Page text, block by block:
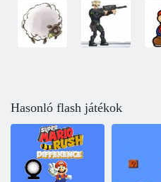
Hasonló flash játékok